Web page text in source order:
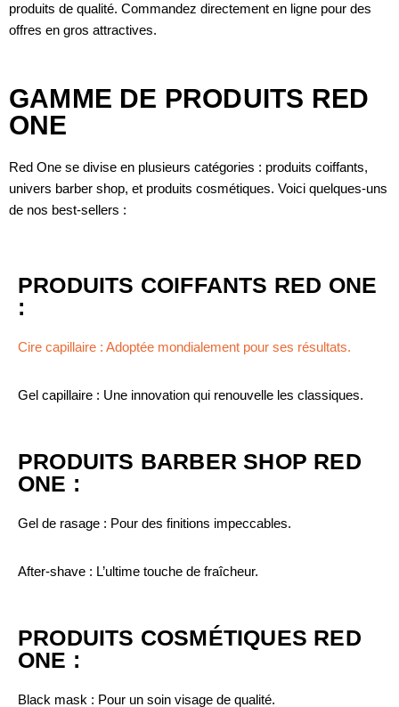
produits de qualité. Commandez directement en ligne pour des
offres en gros attractives.
GAMME DE PRODUITS RED
ONE
Red One se divise en plusieurs catégories : produits coiffants,
univers barber shop, et produits cosmétiques. Voici quelques-uns
de nos best-sellers :
PRODUITS COIFFANTS RED ONE
:
Cire capillaire : Adoptée mondialement pour ses résultats.
Gel capillaire : Une innovation qui renouvelle les classiques.
PRODUITS BARBER SHOP RED
ONE :
Gel de rasage : Pour des finitions impeccables.
After-shave : L’ultime touche de fraîcheur.
PRODUITS COSMÉTIQUES RED
ONE :
Black mask : Pour un soin visage de qualité.